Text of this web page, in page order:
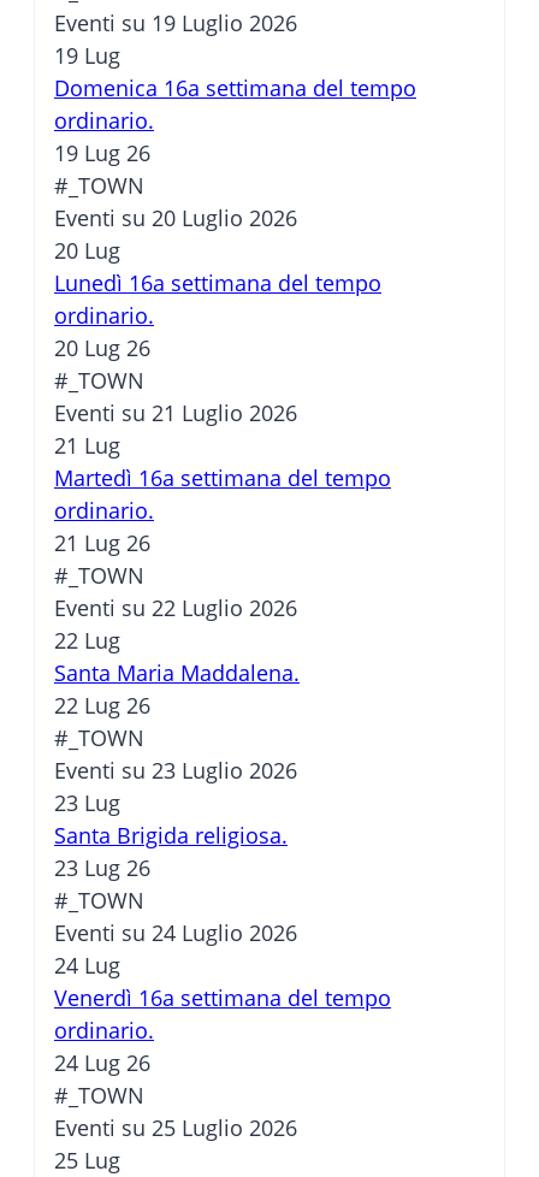
Eventi su 19 Luglio 2026
19 Lug
Domenica 16a settimana del tempo
ordinario.
19 Lug 26
#_TOWN
Eventi su 20 Luglio 2026
20 Lug
Lunedì 16a settimana del tempo
ordinario.
20 Lug 26
#_TOWN
Eventi su 21 Luglio 2026
21 Lug
Martedì 16a settimana del tempo
ordinario.
21 Lug 26
#_TOWN
Eventi su 22 Luglio 2026
22 Lug
Santa Maria Maddalena.
22 Lug 26
#_TOWN
Eventi su 23 Luglio 2026
23 Lug
Santa Brigida religiosa.
23 Lug 26
#_TOWN
Eventi su 24 Luglio 2026
24 Lug
Venerdì 16a settimana del tempo
ordinario.
24 Lug 26
#_TOWN
Eventi su 25 Luglio 2026
25 Lug